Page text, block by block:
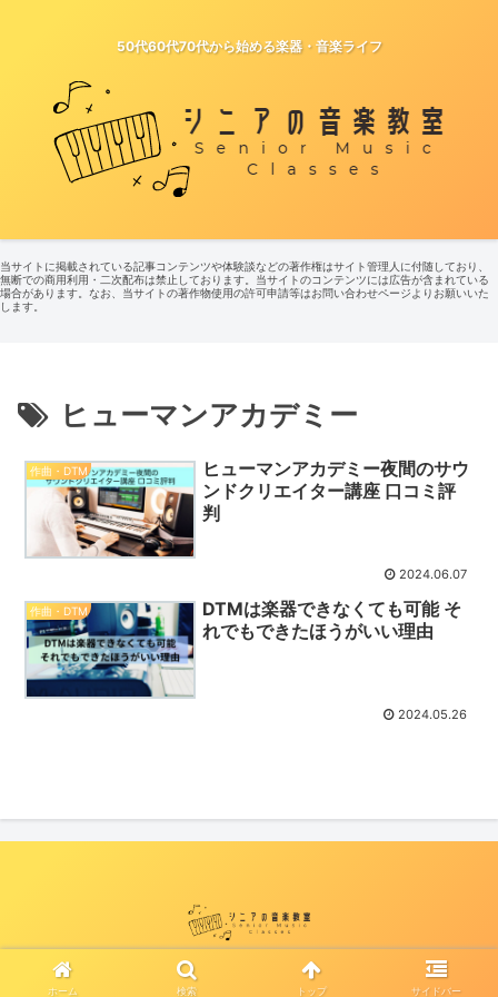
50代60代70代から始める楽器・音楽ライフ
当サイトに掲載されている記事コンテンツや体験談などの著作権はサイト管理人に付随しており、
無断での商用利用・二次配布は禁止しております。当サイトのコンテンツには広告が含まれている
場合があります。なお、当サイトの著作物使用の許可申請等はお問い合わせページよりお願いいた
します。
ヒューマンアカデミー
作曲・DTM
ヒューマンアカデミー夜間のサウ
ンドクリエイター講座 口コミ評
判
2024.06.07
作曲・DTM
DTMは楽器できなくても可能 そ
れでもできたほうがいい理由
2024.05.26
© 2022 シニアの音楽教室情報サイト-ミュージックベア-.
ホーム 検索 トップ サイドバー